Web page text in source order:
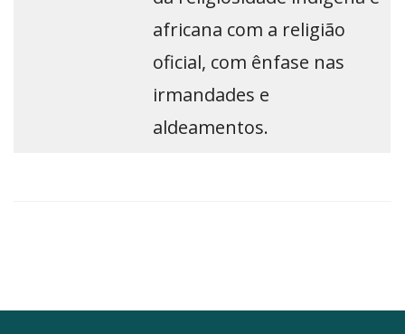
africana com a religião
oficial, com ênfase nas
irmandades e
aldeamentos.